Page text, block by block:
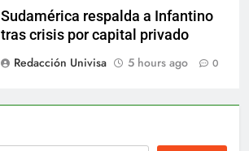
Sudamérica respalda a Infantino
tras crisis por capital privado
Redacción Univisa
5 hours ago 0